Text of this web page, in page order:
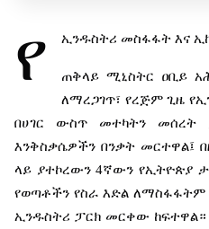
የ ኢንዱስትሪ መስፋፋት እና
ጠቅላይ ሚኒስትር ዐቢይ
ለማረጋገጥ፣ የረጅም ጊዜ
በሀገር
ውስጥ መተካትን መሰረት
እንቅስቃሴዎችን በንቃት መርተዋል፤
ላይ ያተኮረውን4ኛውን የኢትዮጵያ
የወጣቶችን የስራ እድል ለማስፋፋትም
ኢንዱስትሪ ፓርክ መርቀው ከፍተዋል።